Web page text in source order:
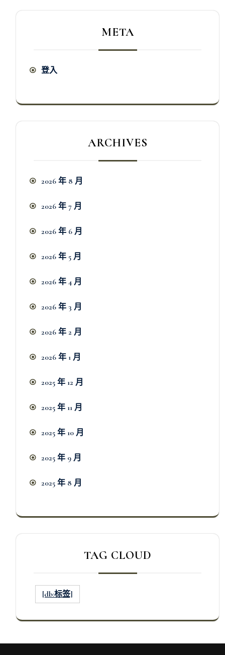
META
登入
ARCHIVES
2026 年 8 月
2026 年 7 月
2026 年 6 月
2026 年 5 月
2026 年 4 月
2026 年 3 月
2026 年 2 月
2026 年 1 月
2025 年 12 月
2025 年 11 月
2025 年 10 月
2025 年 9 月
2025 年 8 月
TAG CLOUD
[db:标签]